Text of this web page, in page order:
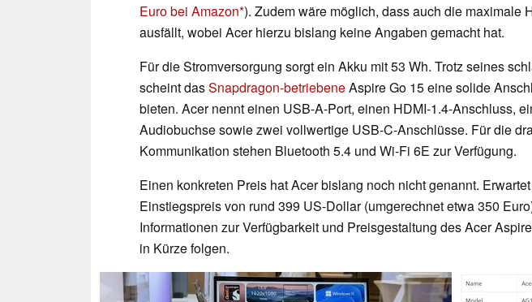
Euro bei Amazon ). Zudem wäre möglich, dass auch die maximale
ausfällt, wobei Acer hierzu bislang keine Angaben gemacht hat.
Für die Stromversorgung sorgt ein Akku mit 53 Wh. Trotz seines
scheint dasSnapdragon-betriebeneAspire Go 15 eine solide
bieten. Acer nennt einen USB-A-Port, einen HDMI-1.4-Anschluss,
Audiobuchse sowie zwei vollwertige USB-C-Anschlüsse. Für die
Kommunikation stehen Bluetooth 5.4 und Wi-Fi 6E zur Verfügung.
Einen konkreten Preis hat Acer bislang noch nicht genannt.
Einstiegspreis von rund 399 US-Dollar (umgerechnet etwa 350
Informationen zur Verfügbarkeit und Preisgestaltung des Acer
in Kürze folgen.